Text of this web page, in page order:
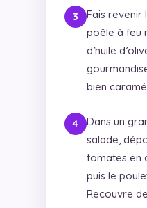
Fais revenir
poêle à feu
d’huile
bien
Dans un
salade,
tomates en
puis le
Recouvre